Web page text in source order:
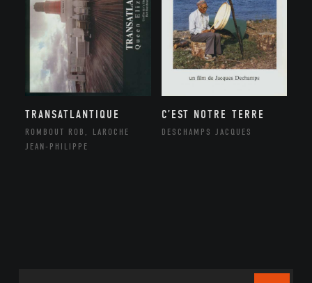
TRANSATLANTIQUE
ROMBOUT ROB, LAROCHE
JEAN-PHILIPPE
C’EST NOTRE TERRE
DESCHAMPS JACQUES